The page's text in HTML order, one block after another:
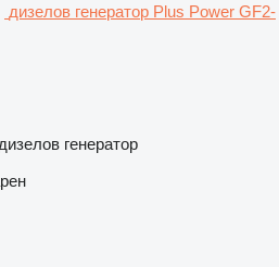
дизелов генератор Plus Power GF2-
генератор